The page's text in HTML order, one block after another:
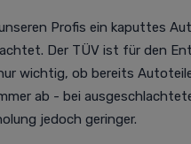
Profis ein kaputtes
Der TÜV ist für den
wichtig, ob bereits
ab - bei
jedoch geringer.